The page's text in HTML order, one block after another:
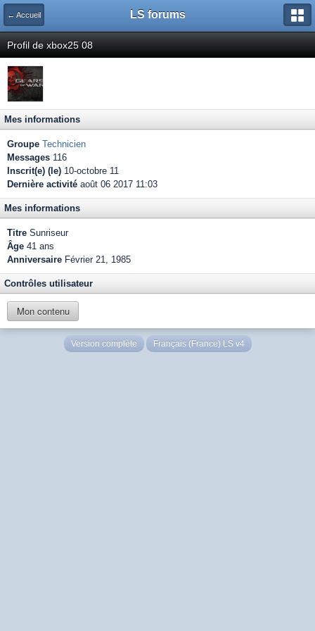
← Accueil LS forums
Profil de xbox25 08
Mes informations
Groupe Technicien
Messages 116
Inscrit(e) (le) 10-octobre 11
Dernière activité août 06 2017 11:03
Mes informations
Titre Sunriseur
Âge 41 ans
Anniversaire Février 21, 1985
Contrôles utilisateur
Mon contenu
Version complète Français (France) LS v4